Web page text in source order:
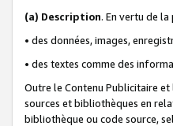
(a) Description. En vertu de
• des données, images,
• des textes comme des
Outre le Contenu Publicitaire et
sources et bibliothèques en
bibliothèque ou code source,